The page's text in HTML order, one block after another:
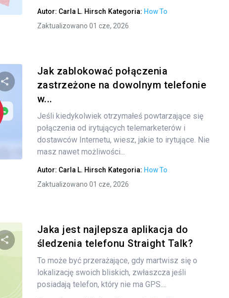
Twitter
Autor: Carla L. Hirsch Kategoria: How To
Zaktualizowano 01 cze, 2026
Kopiuj link
Jak zablokować połączenia
zastrzeżone na dowolnym telefonie
w...
Jeśli kiedykolwiek otrzymałeś powtarzające się
połączenia od irytujących telemarketerów i
dostawców Internetu, wiesz, jakie to irytujące. Nie
masz nawet możliwości...
Autor: Carla L. Hirsch Kategoria: How To
Zaktualizowano 01 cze, 2026
Udostępnij
Jaka jest najlepsza aplikacja do
śledzenia telefonu Straight Talk?
To może być przerażające, gdy martwisz się o
lokalizację swoich bliskich, zwłaszcza jeśli
posiadają telefon, który nie ma GPS....